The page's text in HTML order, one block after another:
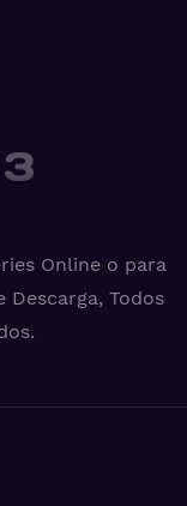
Online o para
Todos